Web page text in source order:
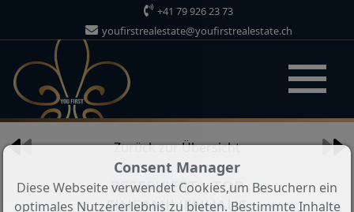
+41 79 926 23 73
youfirstrealestate@youfirstrealestate.ch
Zurück zur Übersicht
RESERVIERT - TOP
EINFAMILIENHAUS
Consent Manager
Diese Webseite verwendet Cookies,um Besuchern ein
optimales Nutzererlebnis zu bieten. Bestimmte Inhalte